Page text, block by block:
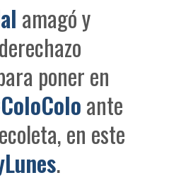
amagó y
poner en
ante
en este
.